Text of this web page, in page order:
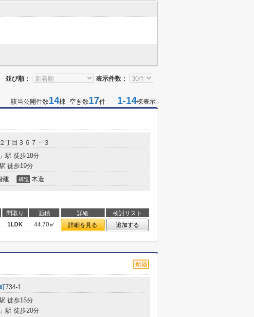
並び順： 表示件数：
該当公開件数14棟 空き数17件 1-14棟表示
２丁目３６７－３
」駅 徒歩18分
徒歩19分
建 構造 木造
間取り 面積 詳細
検討リスト
1LDK 44.70㎡ 詳細を見る 追加する
734-1
徒歩15分
」駅 徒歩20分